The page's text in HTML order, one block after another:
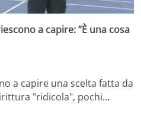
a capire: ”È una cosa
a capire una scelta fatta da
"ridicola", pochi…